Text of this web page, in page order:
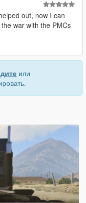
out, now I can
war with the PMCs
или